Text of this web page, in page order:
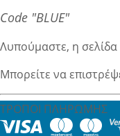
Code "BLUE"
Λυπούμαστε, η σελίδα
Μπορείτε να
ΤΡΟΠΟΙ ΠΛΗΡΩΜΗΣ